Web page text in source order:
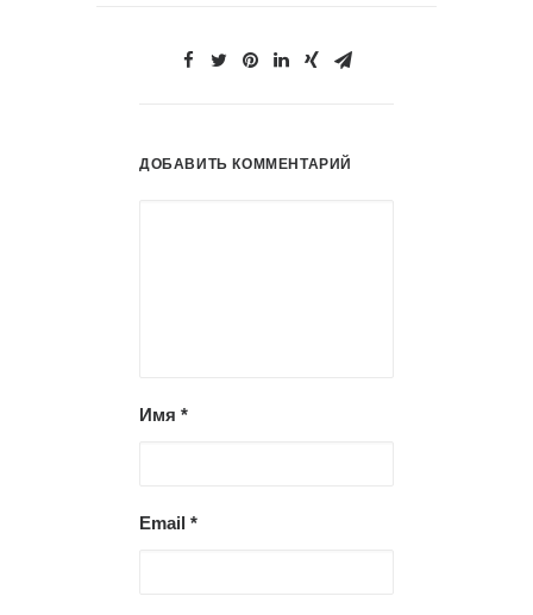
ДОБАВИТЬ КОММЕНТАРИЙ
Имя *
Email *